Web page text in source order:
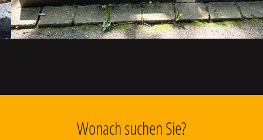
Wonach suchen Sie?